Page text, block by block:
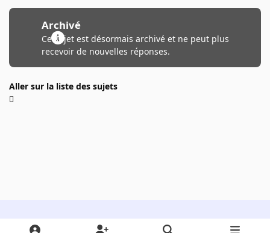
Archivé
Ce sujet est désormais archivé et ne peut plus
recevoir de nouvelles réponses.
Aller sur la liste des sujets